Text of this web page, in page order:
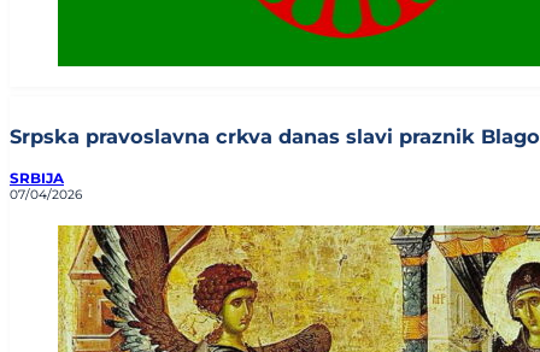
Srpska pravoslavna crkva danas slavi praznik
SRBIJA
07/04/2026